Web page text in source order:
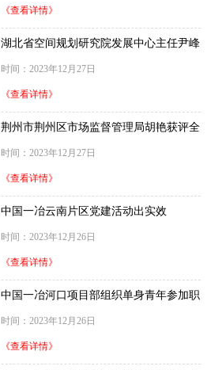
《查看详情》
湖北省空间规划研究院发展中心主任尹峰
时间：2023年12月27日
《查看详情》
荆州市荆州区市场监督管理局胡艳获评全
时间：2023年12月27日
《查看详情》
中国一冶云南片区党建活动出实效
时间：2023年12月26日
《查看详情》
中国一冶河口项目部组织单身青年参加职
时间：2023年12月26日
《查看详情》